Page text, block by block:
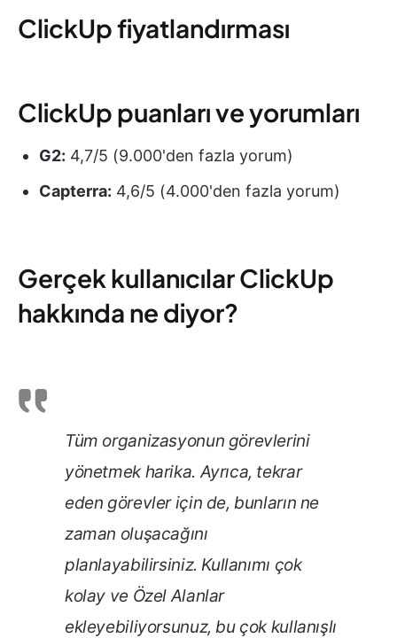
ClickUp fiyatlandırması
ClickUp puanları ve yorumları
G2: 4,7/5 (9.000'den fazla yorum)
Capterra: 4,6/5 (4.000'den fazla yorum)
Gerçek kullanıcılar ClickUp
hakkında ne diyor?
Tüm organizasyonun görevlerini
yönetmek harika. Ayrıca, tekrar
eden görevler için de, bunların ne
zaman oluşacağını
planlayabilirsiniz. Kullanımı çok
kolay ve Özel Alanlar
ekleyebiliyorsunuz, bu çok kullanışlı